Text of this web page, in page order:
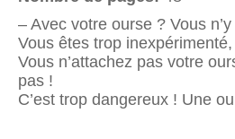
– Avec votre ourse ? Vous
Vous êtes trop
Vous n’attachez pas votre
pas !
C’est trop dangereux ! Une